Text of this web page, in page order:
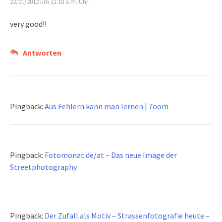
22/01/2012 um 11:18 a.m. Uhr
very good!!
Antworten
Pingback: Aus Fehlern kann man lernen | 7oom
Pingback: Fotomonat.de/at – Das neue Image der
Streetphotography
Pingback: Der Zufall als Motiv – Strassenfotografie heute –